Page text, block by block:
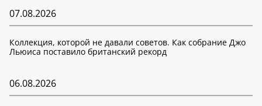
07.08.2026
Коллекция, которой не давали советов. Как собрание Джо
Льюиса поставило британский рекорд
06.08.2026